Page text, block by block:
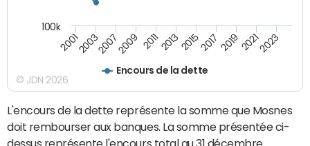
Encours de la dette
2001200320072009 2011201320152017201920212023
100k
© JDN 2026
L'encours de la dette représente la somme que Mosnes
doit rembourser aux banques. La somme présentée ci-
dessus représente l'encours total au 31 décembre.